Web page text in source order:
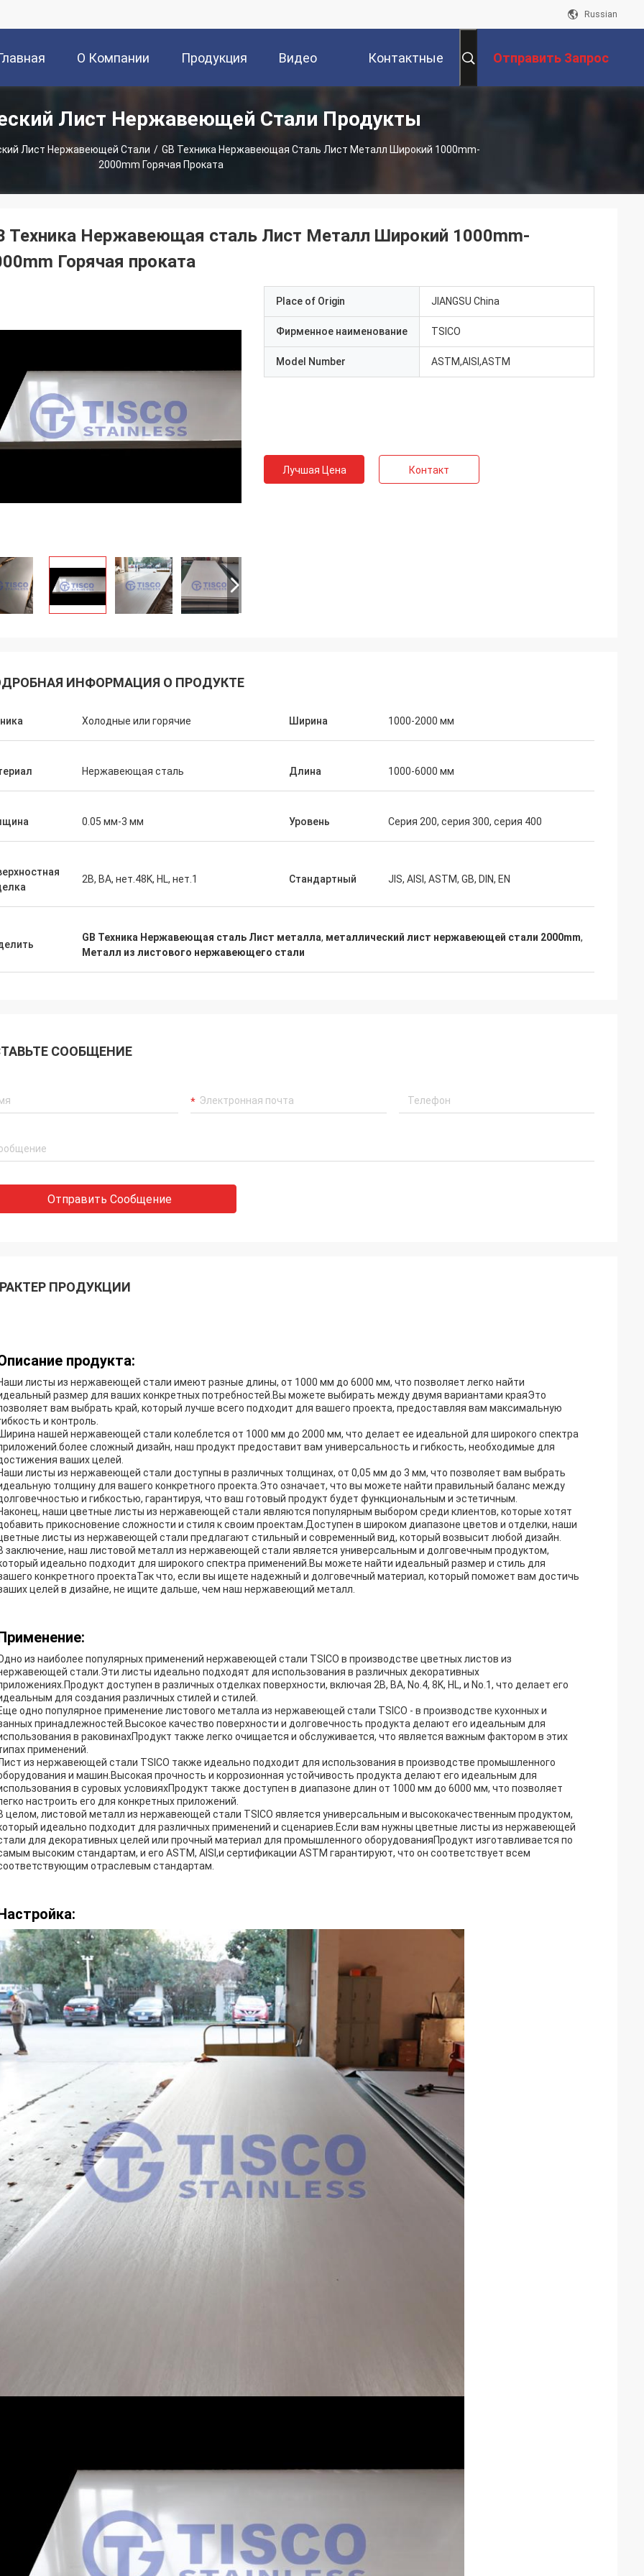
Russian
О Компании Продукция Видео Контактные
Данные
Отправить Запрос
Лист Нержавеющей Стали Продукты
Лист Нержавеющей Стали / GB Техника Нержавеющая Сталь Лист Металл Широкий 1000mm-
2000mm Горячая Проката
Техника Нержавеющая сталь Лист Металл Широкий 1000mm-
Горячая проката
Place of Origin JIANGSU China
Фирменное наименование TSICO
Model Number ASTM,AISI,ASTM
Лучшая Цена Контакт
ИНФОРМАЦИЯ О ПРОДУКТЕ
Холодные или горячие Ширина 1000-2000 мм
Нержавеющая сталь Длина 1000-6000 мм
0.05 мм-3 мм Уровень Серия 200, серия 300, серия 400
2B, BA, нет.48K, HL, нет.1 Стандартный JIS, AISI, ASTM, GB, DIN, EN
GB Техника Нержавеющая сталь Лист металла, металлический лист нержавеющей стали 2000mm,
Металл из листового нержавеющего стали
СООБЩЕНИЕ
Отправить Сообщение
ПРОДУКЦИИ
продукта:
листы из нержавеющей стали имеют разные длины, от 1000 мм до 6000 мм, что позволяет легко найти
размер для ваших конкретных потребностей.Вы можете выбирать между двумя вариантами краяЭто
вам выбрать край, который лучше всего подходит для вашего проекта, предоставляя вам максимальную
и контроль.
нашей нержавеющей стали колеблется от 1000 мм до 2000 мм, что делает ее идеальной для широкого спектра
сложный дизайн, наш продукт предоставит вам универсальность и гибкость, необходимые для
ваших целей.
листы из нержавеющей стали доступны в различных толщинах, от 0,05 мм до 3 мм, что позволяет вам выбрать
толщину для вашего конкретного проекта.Это означает, что вы можете найти правильный баланс между
и гибкостью, гарантируя, что ваш готовый продукт будет функциональным и эстетичным.
наши цветные листы из нержавеющей стали являются популярным выбором среди клиентов, которые хотят
прикосновение сложности и стиля к своим проектам.Доступен в широком диапазоне цветов и отделки, наши
листы из нержавеющей стали предлагают стильный и современный вид, который возвысит любой дизайн.
заключение, наш листовой металл из нержавеющей стали является универсальным и долговечным продуктом,
идеально подходит для широкого спектра применений.Вы можете найти идеальный размер и стиль для
конкретного проектаТак что, если вы ищете надежный и долговечный материал, который поможет вам достичь
целей в дизайне, не ищите дальше, чем наш нержавеющий металл.
из наиболее популярных применений нержавеющей стали TSICO в производстве цветных листов из
стали.Эти листы идеально подходят для использования в различных декоративных
доступен в различных отделках поверхности, включая 2B, BA, No.4, 8K, HL, и No.1, что делает его
для создания различных стилей и стилей.
одно популярное применение листового металла из нержавеющей стали TSICO - в производстве кухонных и
принадлежностей.Высокое качество поверхности и долговечность продукта делают его идеальным для
в раковинахПродукт также легко очищается и обслуживается, что является важным фактором в этих
применений.
из нержавеющей стали TSICO также идеально подходит для использования в производстве промышленного
и машин.Высокая прочность и коррозионная устойчивость продукта делают его идеальным для
в суровых условияхПродукт также доступен в диапазоне длин от 1000 мм до 6000 мм, что позволяет
настроить его для конкретных приложений.
целом, листовой металл из нержавеющей стали TSICO является универсальным и высококачественным продуктом,
идеально подходит для различных применений и сценариев.Если вам нужны цветные листы из нержавеющей
для декоративных целей или прочный материал для промышленного оборудованияПродукт изготавливается по
высоким стандартам, и его ASTM, AISI,и сертификации ASTM гарантируют, что он соответствует всем
отраслевым стандартам.